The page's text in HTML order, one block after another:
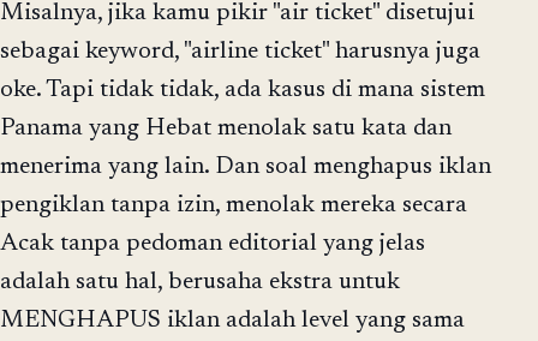
Misalnya, jika kamu pikir "air ticket" disetujui
sebagai keyword, "airline ticket" harusnya juga
oke. Tapi tidak tidak, ada kasus di mana sistem
Panama yang Hebat menolak satu kata dan
menerima yang lain. Dan soal menghapus iklan
pengiklan tanpa izin, menolak mereka secara
Acak tanpa pedoman editorial yang jelas
adalah satu hal, berusaha ekstra untuk
MENGHAPUS iklan adalah level yang sama